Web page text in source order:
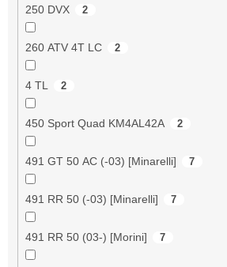
250 DVX 2
260 ATV 4T LC 2
4 TL 2
450 Sport Quad KM4AL42A 2
491 GT 50 AC (-03) [Minarelli] 7
491 RR 50 (-03) [Minarelli] 7
491 RR 50 (03-) [Morini] 7